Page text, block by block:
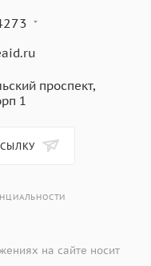
проспект,
1
на сайте носит